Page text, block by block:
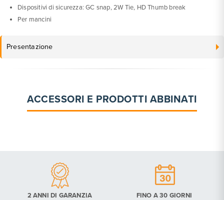
Dispositivi di sicurezza: GC snap, 2W Tie, HD Thumb break
Per mancini
Presentazione
ACCESSORI E PRODOTTI ABBINATI
2 ANNI DI GARANZIA
FINO A 30 GIORNI